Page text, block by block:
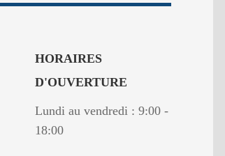
HORAIRES
D'OUVERTURE
Lundi au vendredi : 9:00 -
18:00